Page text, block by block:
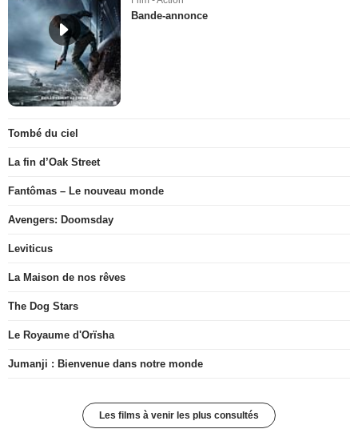
Bande-annonce
Tombé du ciel
La fin d’Oak Street
Fantômas – Le nouveau monde
Avengers: Doomsday
Leviticus
La Maison de nos rêves
The Dog Stars
Le Royaume d'Orïsha
Jumanji : Bienvenue dans notre monde
Les films à venir les plus consultés